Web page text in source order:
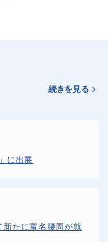
続きを見る
に出展
新たに富名腰周が就